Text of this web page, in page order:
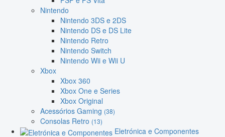
Nintendo
Nintendo 3DS e 2DS
Nintendo DS e DS Lite
Nintendo Retro
Nintendo Switch
Nintendo Wii e Wii U
Xbox
Xbox 360
Xbox One e Series
Xbox Original
Acessórios Gaming (38)
Consolas Retro (13)
Eletrónica e Componentes